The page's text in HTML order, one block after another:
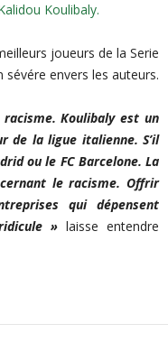
Koulibaly.
joueurs de la Serie
envers les auteurs.
Koulibaly est un
de la ligue italienne. S’il
ou le FC Barcelone. La
le racisme. Offrir
qui dépensent
» laisse entendre